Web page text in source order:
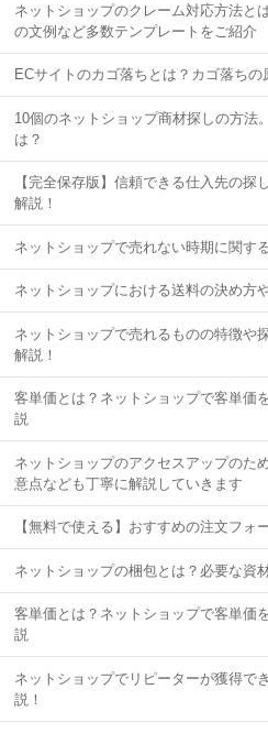
ネットショップのクレーム対応方法と
の文例など多数テンプレートをご紹介
ECサイトのカゴ落ちとは？カゴ落ち
10個のネットショップ商材探しの方法
は？
【完全保存版】信頼できる仕入先の探
解説！
ネットショップで売れない時期に関す
ネットショップにおける送料の決め方
ネットショップで売れるものの特徴や
解説！
客単価とは？ネットショップで客単価
説
ネットショップのアクセスアップのた
意点なども丁寧に解説していきます
【無料で使える】おすすめの注文フォ
ネットショップの梱包とは？必要な資
客単価とは？ネットショップで客単価
説
ネットショップでリピーターが獲得で
説！